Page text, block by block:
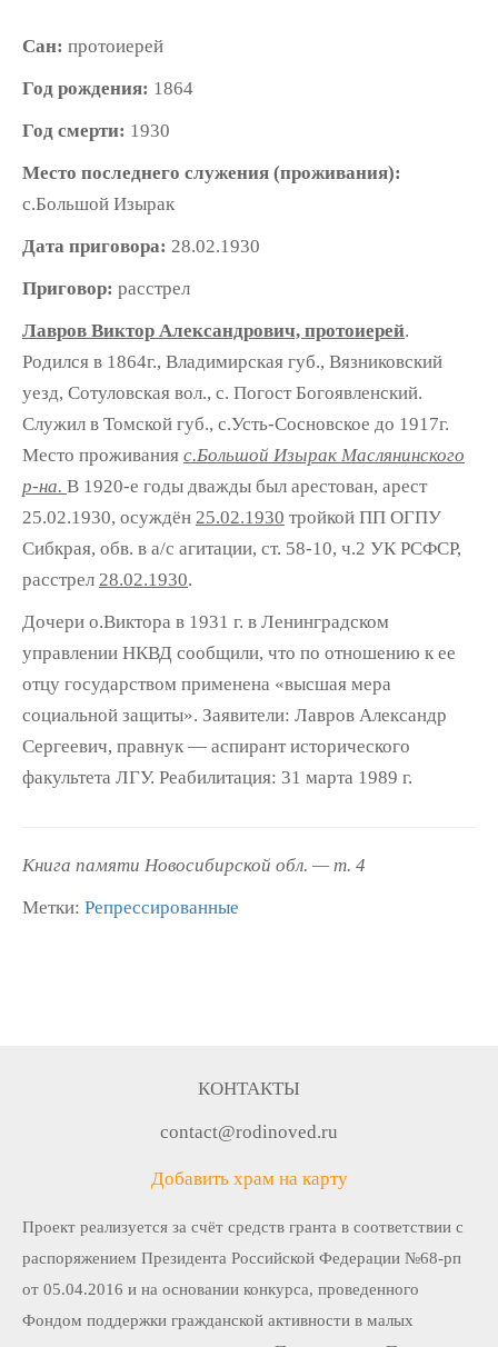
Сан: протоиерей
Год рождения: 1864
Год смерти: 1930
Место последнего служения (проживания):
с.Большой Изырак
Дата приговора: 28.02.1930
Приговор: расстрел
Лавров Виктор Александрович, протоиерей.
Родился в 1864г., Владимирская губ., Вязниковский
уезд, Сотуловская вол., с. Погост Богоявленский.
Служил в Томской губ., с.Усть-Сосновское до 1917г.
Место проживания с.Большой Изырак Маслянинского
р-на. В 1920-е годы дважды был арестован, арест
25.02.1930, осуждён 25.02.1930 тройкой ПП ОГПУ
Сибкрая, обв. в а/с агитации, ст. 58-10, ч.2 УК РСФСР,
расстрел 28.02.1930.
Дочери о.Виктора в 1931 г. в Ленинградском
управлении НКВД сообщили, что по отношению к ее
отцу государством применена «высшая мера
социальной защиты». Заявители: Лавров Александр
Сергеевич, правнук — аспирант исторического
факультета ЛГУ. Реабилитация: 31 марта 1989 г.
Книга памяти Новосибирской обл. — т. 4
Метки: Репрессированные
КОНТАКТЫ
contact@rodinoved.ru
Добавить храм на карту
Проект реализуется за счёт средств гранта в соответствии c
распоряжением Президента Российской Федерации №68-рп
от 05.04.2016 и на основании конкурса, проведенного
Фондом поддержки гражданской активности в малых